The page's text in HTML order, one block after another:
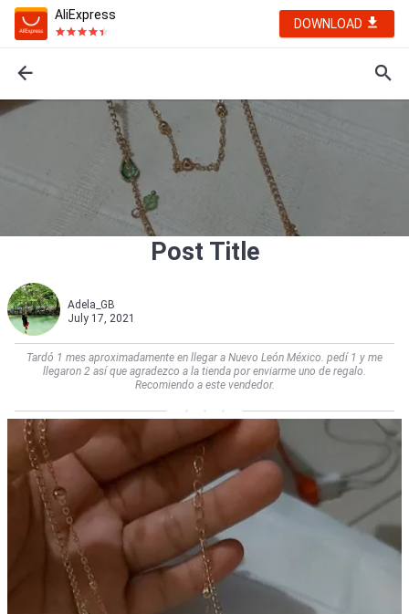
AliExpress
DOWNLOAD
Post Title
Adela_GB
July 17, 2021
Tardó 1 mes aproximadamente en llegar a Nuevo León México. pedí 1 y me
llegaron 2 así que agradezco a la tienda por enviarme uno de regalo.
Recomiendo a este vendedor.